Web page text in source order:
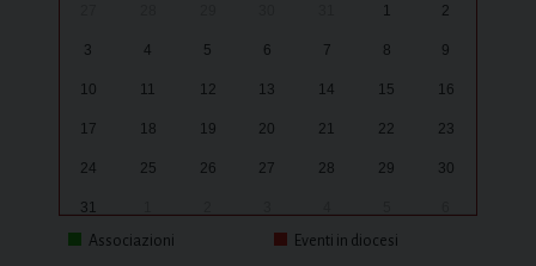
1 2
3 4 5 6 7 8 9
10 11 12 13 14 15 16
17 18 19 20 21 22 23
24 25 26 27 28 29 30
31
Associazioni
Eventi in diocesi